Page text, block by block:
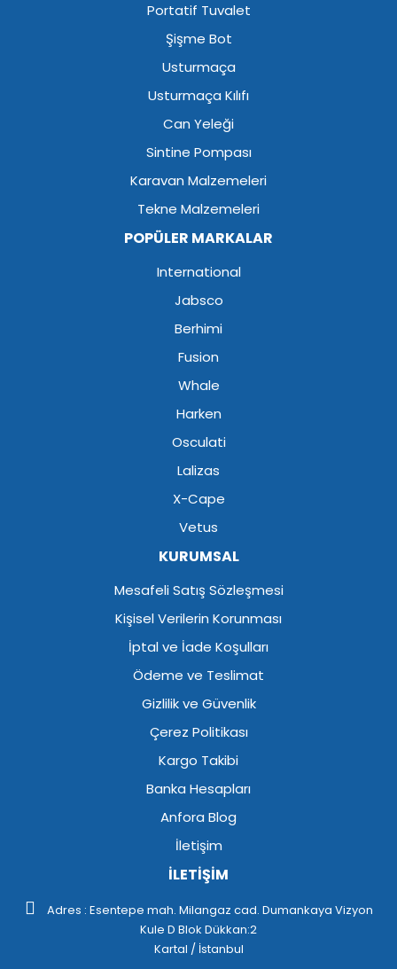
Portatif Tuvalet
Şişme Bot
Usturmaça
Usturmaça Kılıfı
Can Yeleği
Sintine Pompası
Karavan Malzemeleri
Tekne Malzemeleri
POPÜLER MARKALAR
International
Jabsco
Berhimi
Fusion
Whale
Harken
Osculati
Lalizas
X-Cape
Vetus
KURUMSAL
Mesafeli Satış Sözleşmesi
Kişisel Verilerin Korunması
İptal ve İade Koşulları
Ödeme ve Teslimat
Gizlilik ve Güvenlik
Çerez Politikası
Kargo Takibi
Banka Hesapları
Anfora Blog
İletişim
İLETİŞİM
Adres : Esentepe mah. Milangaz cad. Dumankaya Vizyon
Kule D Blok Dükkan:2
Kartal / İstanbul